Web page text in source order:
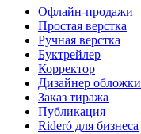
Офлайн-продажи
Простая верстка
Ручная верстка
Буктрейлер
Корректор
Дизайнер обложки
Заказ тиража
Публикация
Rideró для бизнеса